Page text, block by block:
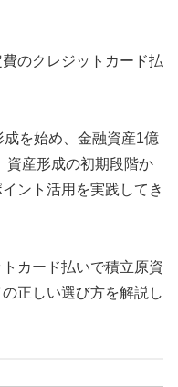
のクレジットカード払
を始め、金融資産1億
資産形成の初期段階か
ント活用を実践してき
カード払いで積立原資
正しい選び方を解説し